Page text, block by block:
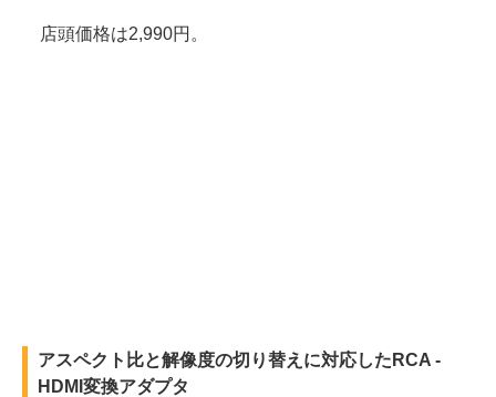
店頭価格は2,990円。
アスペクト比と解像度の切り替えに対応したRCA -
HDMI変換アダプタ